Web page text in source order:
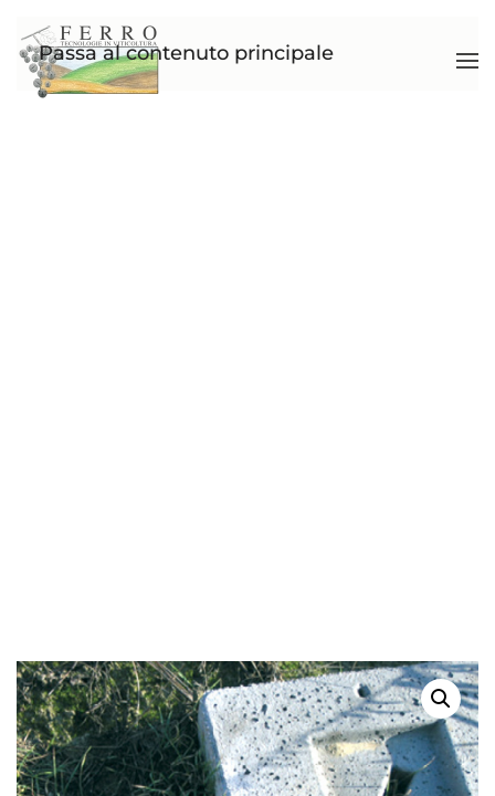
Passa al contenuto principale